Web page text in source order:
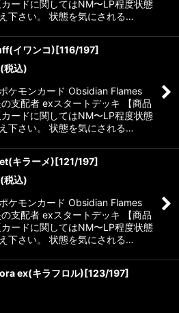
ードに関してはNM〜LP程度状態
下さい。 状態を気にされる…
イワンコ)[116/197]
(税込)
ケモンカード Obsidian Flames
の支配者 exスタートデッキ 【商品
ードに関してはNM〜LP程度状態
下さい。 状態を気にされる…
キラーメ)[121/197]
(税込)
ケモンカード Obsidian Flames
の支配者 exスタートデッキ 【商品
ードに関してはNM〜LP程度状態
下さい。 状態を気にされる…
ex(キラフロル)[123/197]